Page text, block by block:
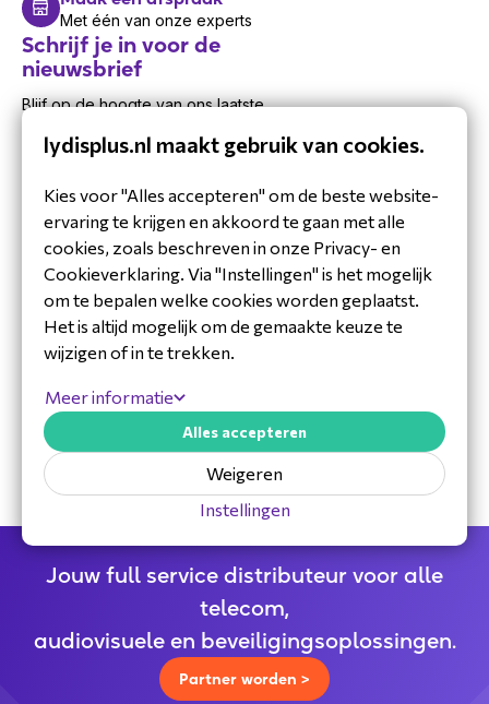
Met één van onze experts
Schrijf je in voor de
nieuwsbrief
Blijf op de hoogte van ons laatste
Toegewijd Nederlands service- en
ondersteuningsteam
Specialistische distributeur
Jouw full service distributeur voor alle
telecom,
audiovisuele en beveiligingsoplossingen.
Partner worden >
lydisplus.nl maakt gebruik van cookies.
Kies voor "Alles accepteren" om de beste website-
ervaring te krijgen en akkoord te gaan met alle
cookies, zoals beschreven in onze Privacy- en
Cookieverklaring. Via "Instellingen" is het mogelijk
om te bepalen welke cookies worden geplaatst.
Het is altijd mogelijk om de gemaakte keuze te
wijzigen of in te trekken.
Meer informatie
Instellingen
Weigeren
Alles accepteren